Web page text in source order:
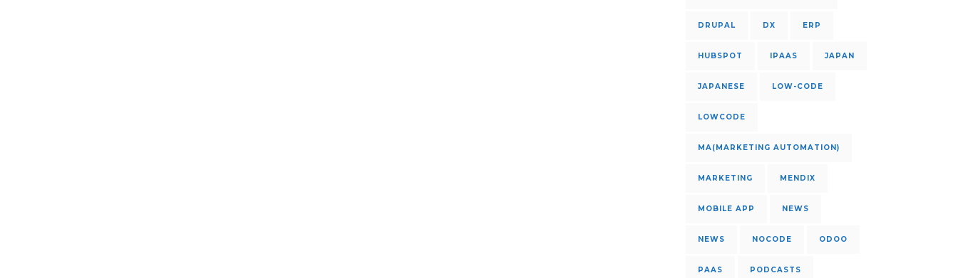
DRUPAL DX ERP
HUBSPOT IPAAS JAPAN
JAPANESE LOW-CODE
LOWCODE
MA(MARKETING AUTOMATION)
MARKETING MENDIX
MOBILE APP NEWS
NEWS NOCODE ODOO
PAAS PODCASTS